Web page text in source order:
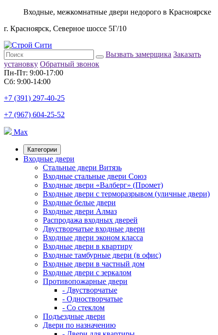
Входные, межкомнатные двери недорого в Красноярске
г. Красноярск, Северное шоссе 5Г/10
Вызвать замерщика Заказать
установку Обратный звонок
Пн-Пт: 9:00-17:00
Сб: 9:00-14:00
+7 (391) 297-40-25
+7 (967) 604-25-52
Max
Категории
Входные двери
Стальные двери Витязь
Входные стальные двери Союз
Входные двери «Валберг» (Промет)
Входные двери с терморазрывом (уличные двери)
Входные белые двери
Входные двери Алмаз
Распродажа входных дверей
Двустворчатые входные двери
Входные двери эконом класса
Входные двери в квартиру
Входные тамбурные двери (в офис)
Входные двери в частный дом
Входные двери с зеркалом
Противопожарные двери
- Двустворчатые
- Одностворчатые
- Со стеклом
Подъездные двери
Двери по назначению